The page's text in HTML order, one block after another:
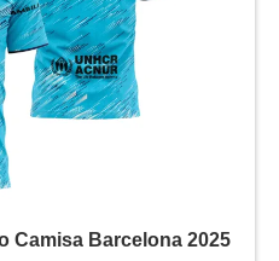
Camisa Barcelona 2025